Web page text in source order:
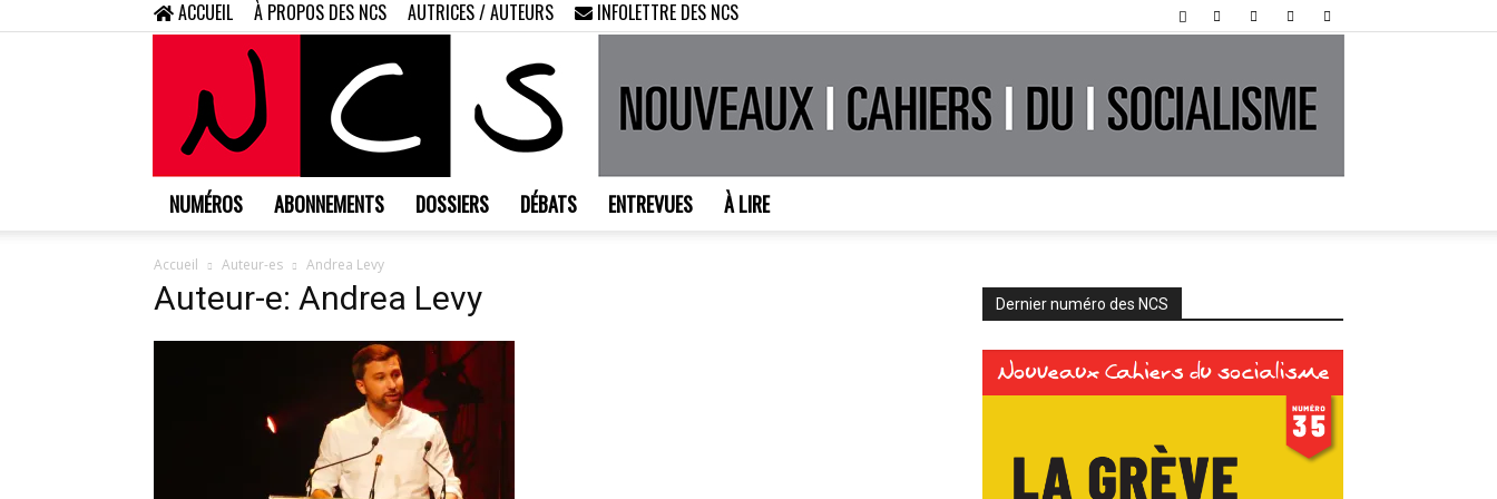
ACCUEIL À PROPOS DES NCS AUTRICES / AUTEURS INFOLETTRE DES NCS
NUMÉROS ABONNEMENTS DOSSIERS DÉBATS ENTREVUES À LIRE
Accueil Auteur-es Andrea Levy
Auteur-e: Andrea Levy Dernier numéro des NCS